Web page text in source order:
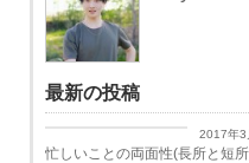
最新の投稿
2017年3
忙しいことの両面性(長所と短